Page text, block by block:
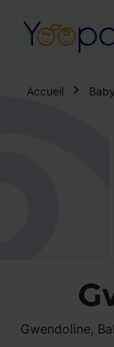
Accueil
Gwendoline,